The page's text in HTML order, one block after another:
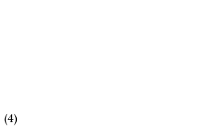
(4)